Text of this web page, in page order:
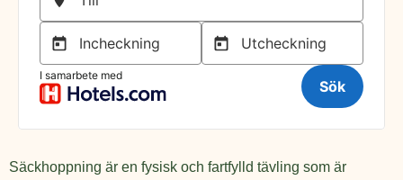
Säckhoppning är en fysisk och fartfylld tävling som är